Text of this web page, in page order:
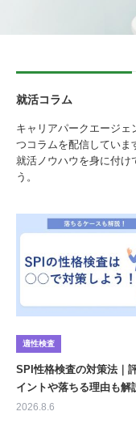
就活コラム
キャリアパークエージェ
つコラムを配信していま
就活ノウハウを身に付け
う。
適性検査
SPI性格検査の対策法｜
イントや落ちる理由も解
2026.8.6